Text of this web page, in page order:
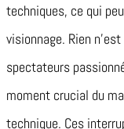
techniques, ce qui
visionnage. Rien
spectateurs
moment crucial du
technique. Ces